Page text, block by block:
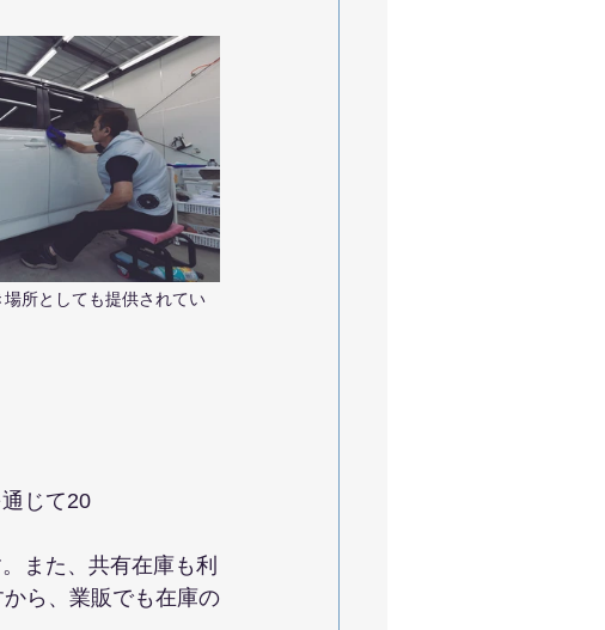
所としても提供されてい
じて20
また、共有在庫も利
ら、業販でも在庫の